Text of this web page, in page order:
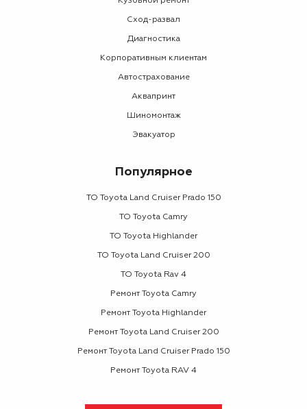
Сход-развал
Диагностика
Корпоративным клиентам
Автострахование
Аквапринт
Шиномонтаж
Эвакуатор
Популярное
ТО Toyota Land Cruiser Prado 150
ТО Toyota Camry
ТО Toyota Highlander
ТО Toyota Land Cruiser 200
ТО Toyota Rav 4
Ремонт Toyota Camry
Ремонт Toyota Highlander
Ремонт Toyota Land Cruiser 200
Ремонт Toyota Land Cruiser Prado 150
Ремонт Toyota RAV 4